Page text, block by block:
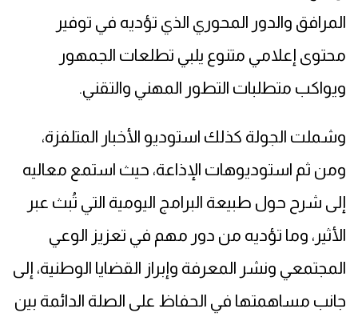
المرافق والدور المحوري الذي تؤديه في توفير
محتوى إعلامي متنوع يلبي تطلعات الجمهور
ويواكب متطلبات التطور المهني والتقني.
وشملت الجولة كذلك استوديو الأخبار المتلفزة،
ومن ثم استوديوهات الإذاعة، حيث استمع معاليه
إلى شرح حول طبيعة البرامج اليومية التي تُبث عبر
الأثير، وما تؤديه من دور مهم في تعزيز الوعي
المجتمعي ونشر المعرفة وإبراز القضايا الوطنية، إلى
جانب مساهمتها في الحفاظ على الصلة الدائمة بين